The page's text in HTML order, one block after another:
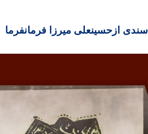
سندی ازحسینعلی میرزا فرمانفرما